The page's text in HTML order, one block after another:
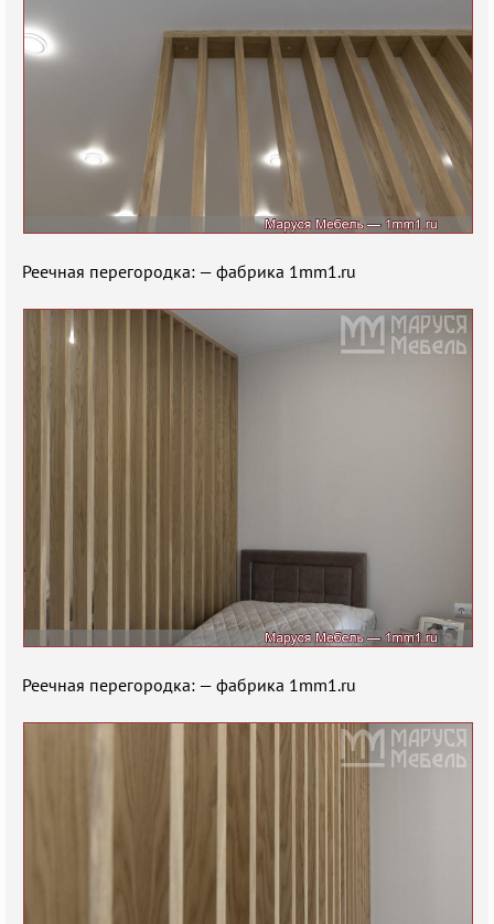
Реечная перегородка: — фабрика 1mm1.ru
Реечная перегородка: — фабрика 1mm1.ru